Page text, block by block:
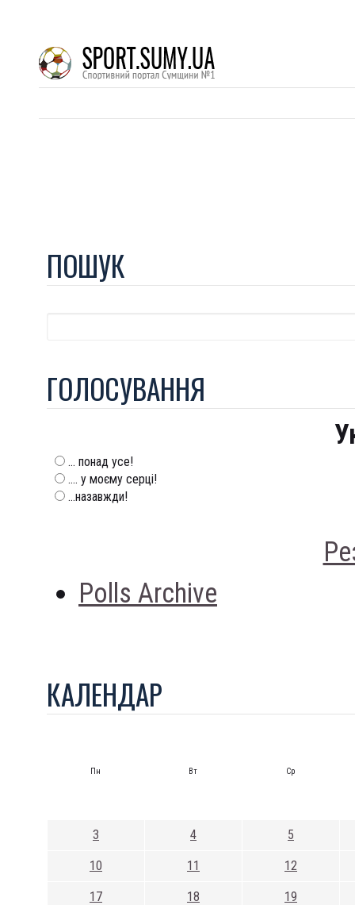
ПОШУК
ГОЛОСУВАННЯ
... понад усе!
.... у моєму серці!
...назавжди!
Polls Archive
КАЛЕНДАР
Пн Вт Ср
3 4 5
10 11 12
17 18 19